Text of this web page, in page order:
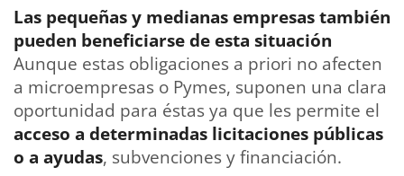
Las pequeñas y medianas empresas también
pueden beneficiarse de esta situación
Aunque estas obligaciones a priori no afecten
a microempresas o Pymes, suponen una clara
oportunidad para éstas ya que les permite el
acceso a determinadas licitaciones públicas
o a ayudas, subvenciones y financiación.